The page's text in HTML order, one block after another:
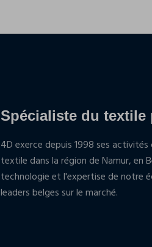
Spécialiste du textile
4D exerce depuis 1998 ses
textile dans la région de Namur, en
technologie et l'expertise de notre
leaders belges sur le marché.